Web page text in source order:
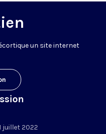
un site internet
juillet 2022